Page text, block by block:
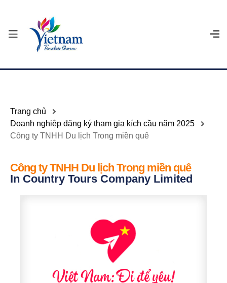
Trang chủ
Doanh nghiệp đăng ký tham gia kích cầu năm 2025
Công ty TNHH Du lịch Trong miền quê
Công ty TNHH Du lịch Trong miền quê
In Country Tours Company Limited